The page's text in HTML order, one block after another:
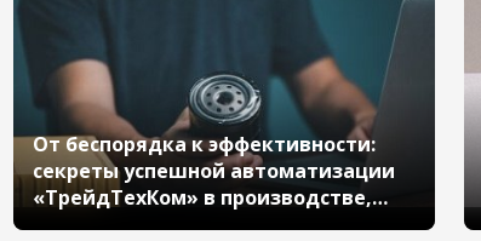
От беспорядка к эффективности:
секреты успешной автоматизации
«ТрейдТехКом» в производстве,
продажах и зарплате